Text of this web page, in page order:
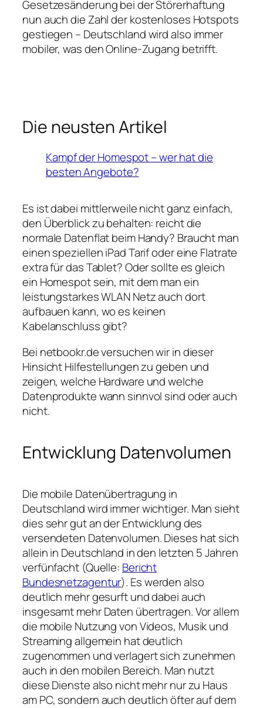
Gesetzesänderung bei der Störerhaftung
nun auch die Zahl der kostenloses Hotspots
gestiegen – Deutschland wird also immer
mobiler, was den Online-Zugang betrifft.
Die neusten Artikel
Kampf der Homespot – wer hat die
besten Angebote?
Es ist dabei mittlerweile nicht ganz einfach,
den Überblick zu behalten: reicht die
normale Datenflat beim Handy? Braucht man
einen speziellen iPad Tarif oder eine Flatrate
extra für das Tablet? Oder sollte es gleich
ein Homespot sein, mit dem man ein
leistungstarkes WLAN Netz auch dort
aufbauen kann, wo es keinen
Kabelanschluss gibt?
Bei netbookr.de versuchen wir in dieser
Hinsicht Hilfestellungen zu geben und
zeigen, welche Hardware und welche
Datenprodukte wann sinnvol sind oder auch
nicht.
Entwicklung Datenvolumen
Die mobile Datenübertragung in
Deutschland wird immer wichtiger. Man sieht
dies sehr gut an der Entwicklung des
versendeten Datenvolumen. Dieses hat sich
allein in Deutschland in den letzten 5 Jahren
verfünfacht (Quelle: Bericht
Bundesnetzagentur). Es werden also
deutlich mehr gesurft und dabei auch
insgesamt mehr Daten übertragen. Vor allem
die mobile Nutzung von Videos, Musik und
Streaming allgemein hat deutlich
zugenommen und verlagert sich zunehmen
auch in den mobilen Bereich. Man nutzt
diese Dienste also nicht mehr nur zu Haus
am PC, sondern auch deutlich öfter auf dem